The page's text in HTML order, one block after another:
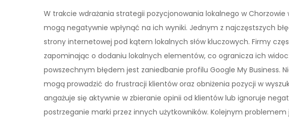
W trakcie wdrażania strategii pozycjonowania lokalnego w Chorzowie
mogą negatywnie wpłynąć na ich wyniki. Jednym z najczęstszych
strony internetowej pod kątem lokalnych słów kluczowych. Firmy
zapominając o dodaniu lokalnych elementów, co ogranicza ich
powszechnym błędem jest zaniedbanie profilu Google My Business.
mogą prowadzić do frustracji klientów oraz obniżenia pozycji w
angażuje się aktywnie w zbieranie opinii od klientów lub ignoruje
postrzeganie marki przez innych użytkowników. Kolejnym